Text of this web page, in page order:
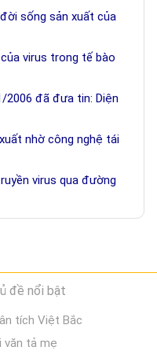
sống sản xuất của
virus trong tế bào
2006 đã đưa tin: Diện
nhờ công nghệ tái
virus qua đường
đề nổi bật
tích Việt Bắc
văn tả mẹ